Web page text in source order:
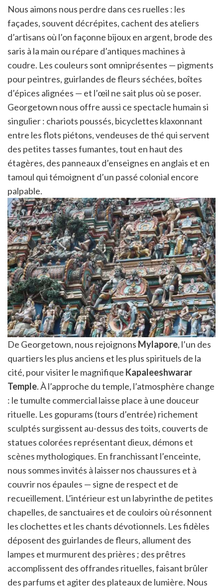
Nous aimons nous perdre dans ces ruelles : les
façades, souvent décrépites, cachent des ateliers
d’artisans où l’on façonne bijoux en argent, brode des
saris à la main ou répare d’antiques machines à
coudre. Les couleurs sont omniprésentes — pigments
pour peintres, guirlandes de fleurs séchées, boîtes
d’épices alignées — et l’œil ne sait plus où se poser.
Georgetown nous offre aussi ce spectacle humain si
singulier : chariots poussés, bicyclettes klaxonnant
entre les flots piétons, vendeuses de thé qui servent
des petites tasses fumantes, tout en haut des
étagères, des panneaux d’enseignes en anglais et en
tamoul qui témoignent d’un passé colonial encore
palpable.
De Georgetown, nous rejoignons Mylapore, l’un des
quartiers les plus anciens et les plus spirituels de la
cité, pour visiter le magnifique Kapaleeshwarar
Temple. À l’approche du temple, l’atmosphère change
: le tumulte commercial laisse place à une douceur
rituelle. Les gopurams (tours d’entrée) richement
sculptés surgissent au-dessus des toits, couverts de
statues colorées représentant dieux, démons et
scènes mythologiques. En franchissant l’enceinte,
nous sommes invités à laisser nos chaussures et à
couvrir nos épaules — signe de respect et de
recueillement. L’intérieur est un labyrinthe de petites
chapelles, de sanctuaires et de couloirs où résonnent
les clochettes et les chants dévotionnels. Les fidèles
déposent des guirlandes de fleurs, allument des
lampes et murmurent des prières ; des prêtres
accomplissent des offrandes rituelles, faisant brûler
des parfums et agiter des plateaux de lumière. Nous